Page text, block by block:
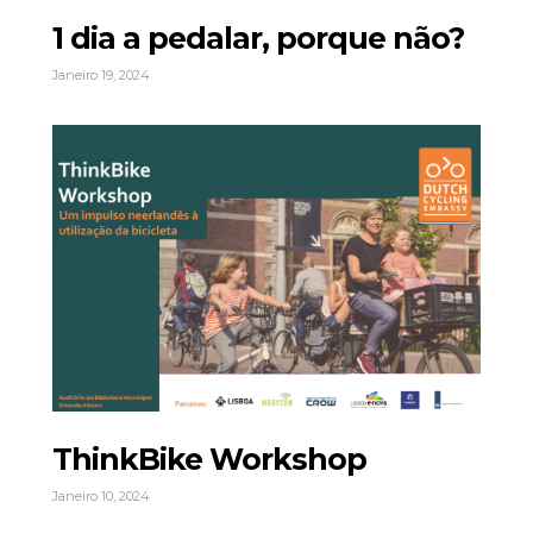
1 dia a pedalar, porque não?
Janeiro 19, 2024
ThinkBike Workshop
Janeiro 10, 2024